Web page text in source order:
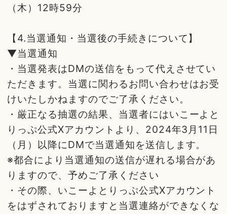
（木）12時59分
【4.当選通知・当選後の手続きについて】
▼当選通知
・当選発表はDMの送信をもって代えさせてい
ただきます。当選に関わるお問い合わせはお受
けいたしかねますのでご了承ください。
・厳正なる抽選の結果、当選者にはいこーよと
りっぷ公式Xアカウントより、2024年3月11日
（月）以降にDMで当選通知を送信します。
※都合により当選通知の送信が遅れる場合があ
りますので、予めご了承ください
・その際、いこーよとりっぷ公式Xアカウント
をはずされておりますと当選連絡ができなくな